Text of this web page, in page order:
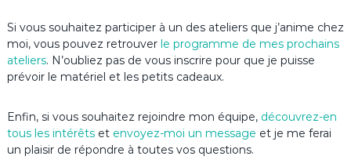
Si vous souhaitez participer à un des ateliers que j’anime chez
moi, vous pouvez retrouver le programme de mes prochains
ateliers. N’oubliez pas de vous inscrire pour que je puisse
prévoir le matériel et les petits cadeaux.
Enfin, si vous souhaitez rejoindre mon équipe, découvrez-en
tous les intérêtset envoyez-moi un message et je me ferai
un plaisir de répondre à toutes vos questions.